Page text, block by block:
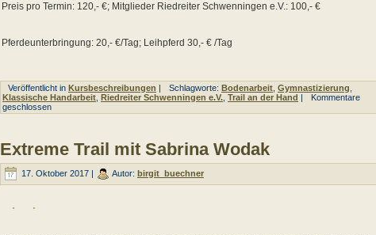
Preis pro Termin: 120,- €; Mitglieder Riedreiter Schwenningen e.V.: 100,- €
Pferdeunterbringung: 20,- €/Tag; Leihpferd 30,- € /Tag
Veröffentlicht in Kursbeschreibungen Schlagworte: Bodenarbeit Gymnastizierung
Klassische Handarbeit
Riedreiter Schwenningen e.V. Trail an der Hand
Kommentare
geschlossen
Extreme Trail mit Sabrina Wodak
17. Oktober 2017 | Autor: birgit_buechner